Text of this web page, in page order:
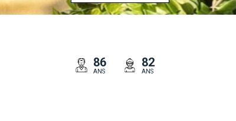
86
ANS
82
ANS